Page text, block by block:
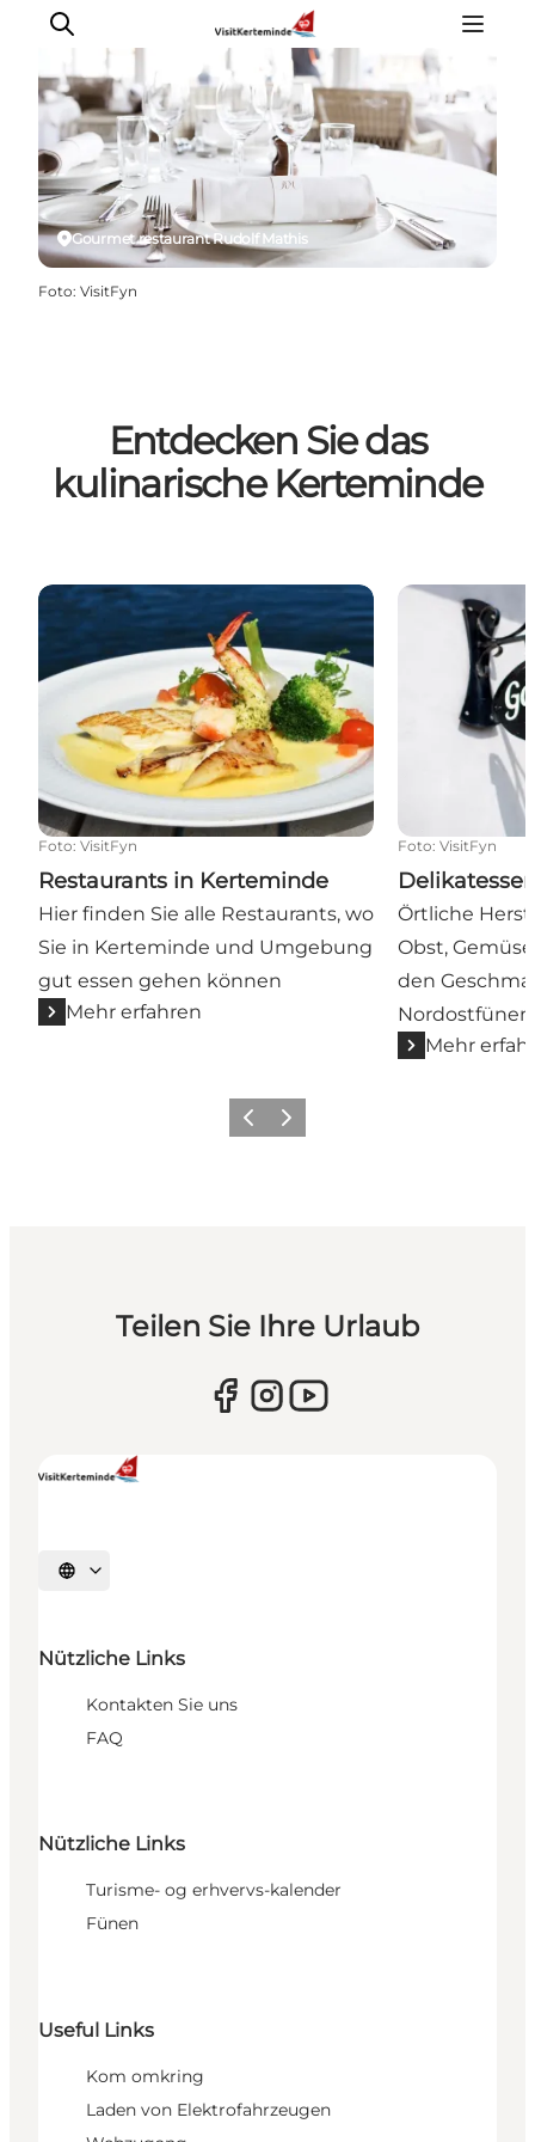
Sehenswürdigkeiten
Aktivitäten
Essen und trinken
Unterkünfte
Gourmet restaurant Rudolf Mathis
Foto: VisitFyn
Entdecken Sie das
kulinarische Kerteminde
Restaurants in Kerteminde
Foto: VisitFyn
Restaurants in Kerteminde
Hier finden Sie alle Restaurants, wo
Sie in Kerteminde und Umgebung
gut essen gehen können
Mehr erfahren
Delikatessen
Foto: VisitFyn
Örtliche
Obst,
den
Nordostfünen
Mehr
ZurückWeiter
Teilen Sie Ihre Urlaub
Sprache auswählen
Nützliche Links
Kontakten Sie uns
FAQ
Nützliche Links
Turisme- og erhvervs-kalender
Fünen
Useful Links
Kom omkring
Laden von Elektrofahrzeugen